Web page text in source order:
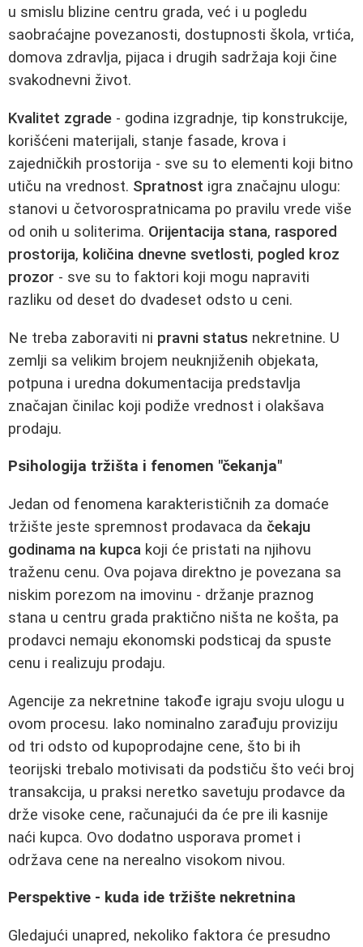
u smislu blizine centru grada, već i u pogledu
saobraćajne povezanosti, dostupnosti škola, vrtića,
domova zdravlja, pijaca i drugih sadržaja koji čine
svakodnevni život.
Kvalitet zgrade - godina izgradnje, tip konstrukcije,
korišćeni materijali, stanje fasade, krova i
zajedničkih prostorija - sve su to elementi koji bitno
utiču na vrednost. Spratnost igra značajnu ulogu:
stanovi u četvorospratnicama po pravilu vrede više
od onih u soliterima. Orijentacija stana, raspored
prostorija, količina dnevne svetlosti, pogled kroz
prozor - sve su to faktori koji mogu napraviti
razliku od deset do dvadeset odsto u ceni.
Ne treba zaboraviti ni pravni status nekretnine. U
zemlji sa velikim brojem neuknjiženih objekata,
potpuna i uredna dokumentacija predstavlja
značajan činilac koji podiže vrednost i olakšava
prodaju.
Psihologija tržišta i fenomen "čekanja"
Jedan od fenomena karakterističnih za domaće
tržište jeste spremnost prodavaca da čekaju
godinama na kupca koji će pristati na njihovu
traženu cenu. Ova pojava direktno je povezana sa
niskim porezom na imovinu - držanje praznog
stana u centru grada praktično ništa ne košta, pa
prodavci nemaju ekonomski podsticaj da spuste
cenu i realizuju prodaju.
Agencije za nekretnine takođe igraju svoju ulogu u
ovom procesu. Iako nominalno zarađuju proviziju
od tri odsto od kupoprodajne cene, što bi ih
teorijski trebalo motivisati da podstiču što veći broj
transakcija, u praksi neretko savetuju prodavce da
drže visoke cene, računajući da će pre ili kasnije
naći kupca. Ovo dodatno usporava promet i
održava cene na nerealno visokom nivou.
Perspektive - kuda ide tržište nekretnina
Gledajući unapred, nekoliko faktora će presudno